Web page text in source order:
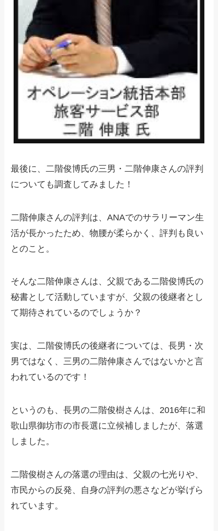
最後に、二階俊博氏の三男・二階伸康さんの評判
についても調査してみました！
二階伸康さんの評判は、ANAでのサラリーマン生
活が長かったため、物腰が柔らかく、評判も良い
とのこと。
そんな二階伸康さんは、父親である二階俊博氏の
秘書として活動していますが、父親の後継者とし
て期待されているのでしょうか？
実は、二階俊博氏の後継者については、長男・次
男ではなく、三男の二階伸康さんではないかと言
われているのです！
というのも、長男の二階俊樹さんは、2016年に和
歌山県御坊市の市長選に立候補しましたが、落選
しました。
二階俊樹さんの落選の理由は、父親の七光りや、
市民からの反発、自身の評判の悪さなどが挙げら
れています。